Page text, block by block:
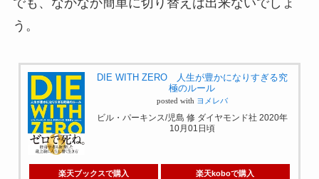
う。
DIE WITH ZERO 人生が豊かになりすぎる究
極のルール
posted with ヨメレバ
ビル・パーキンス/児島 修 ダイヤモンド社 2020年
10月01日頃
楽天ブックスで購入 楽天koboで購入